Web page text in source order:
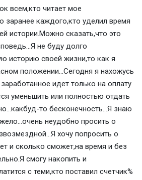
всем,кто читает мое
заранее каждого,кто уделил время
истории.Можно сказать,что это
не буду долго
историю своей жизни,то как я
положении...Сегодня я нахожусь
идет только на оплату
уменьшить или полностью отдать
то бесконечность...Я знаю
неудобно просить о
хочу попросить о
и сколько сможет,на время и без
смогу накопить и
с теми,кто поставил счетчик%